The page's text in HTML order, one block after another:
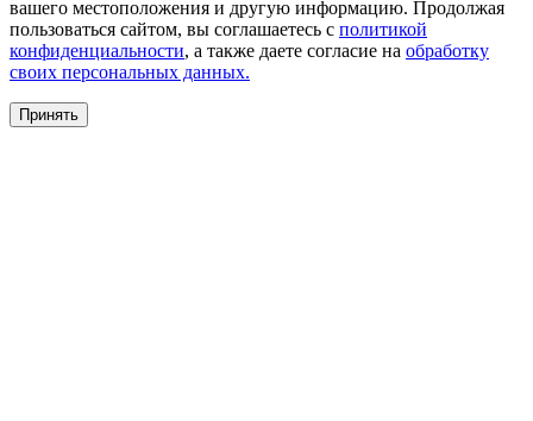
вашего местоположения и другую информацию. Продолжая
пользоваться сайтом, вы соглашаетесь с политикой
конфиденциальности, а также даете согласие на обработку
своих персональных данных.
Принять